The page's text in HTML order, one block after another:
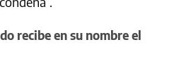
recibe en su nombre el